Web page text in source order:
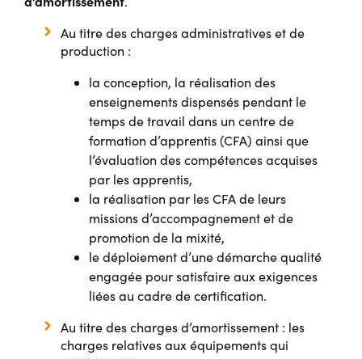
Au titre des charges administratives et de
production :
la conception, la réalisation des
enseignements dispensés pendant le
temps de travail dans un centre de
formation d’apprentis (CFA) ainsi que
l’évaluation des compétences acquises
par les apprentis,
la réalisation par les CFA de leurs
missions d’accompagnement et de
promotion de la mixité,
le déploiement d’une démarche qualité
engagée pour satisfaire aux exigences
liées au cadre de certification.
Au titre des charges d’amortissement : les
charges relatives aux équipements qui